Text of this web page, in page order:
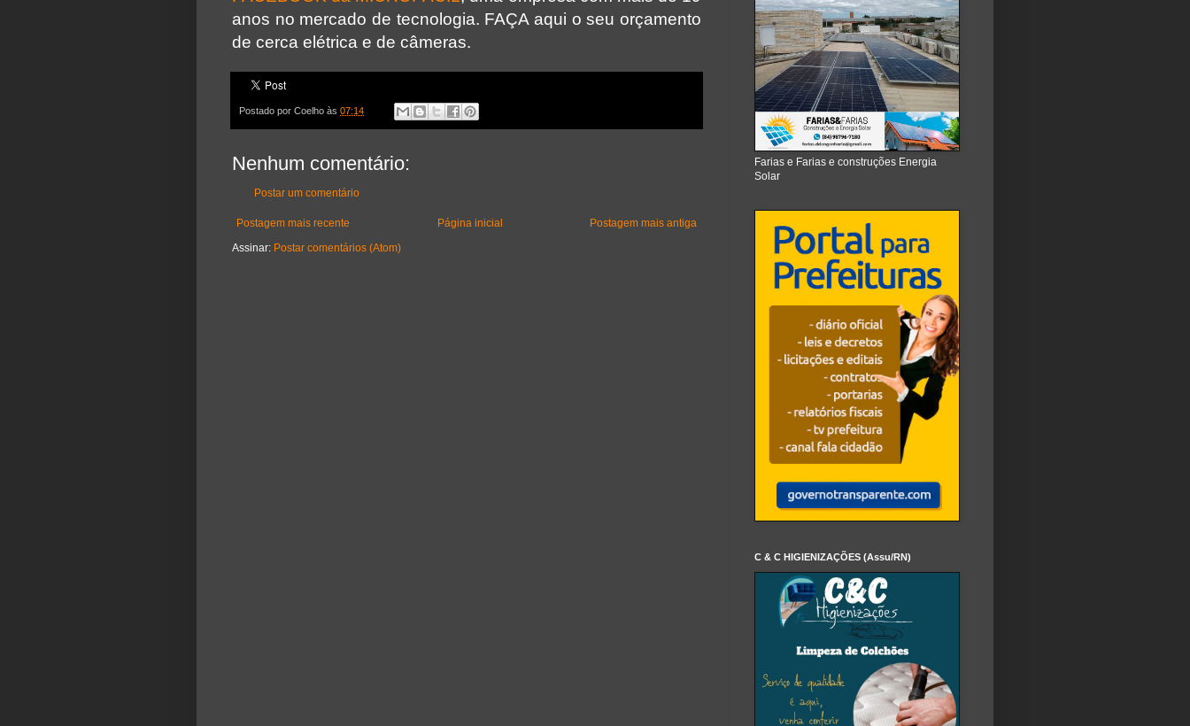
anos no mercado de tecnologia. FAÇA aqui o seu orçamento
de cerca elétrica e de câmeras.
Postado por Coelho às 07:14
Nenhum comentário:
Postar um comentário
Postagem mais recente Postagem mais antiga
Página inicial
Assinar: Postar comentários (Atom)
Farias e Farias e construções Energia
Solar
C & C HIGIENIZAÇÕES (Assu/RN)